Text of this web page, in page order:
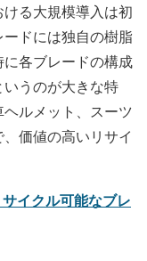
る大規模導入は初
ドには独自の樹脂
各ブレードの構成
うのが大きな特
ルメット、スーツ
価値の高いリサイ
イクル可能なブレ